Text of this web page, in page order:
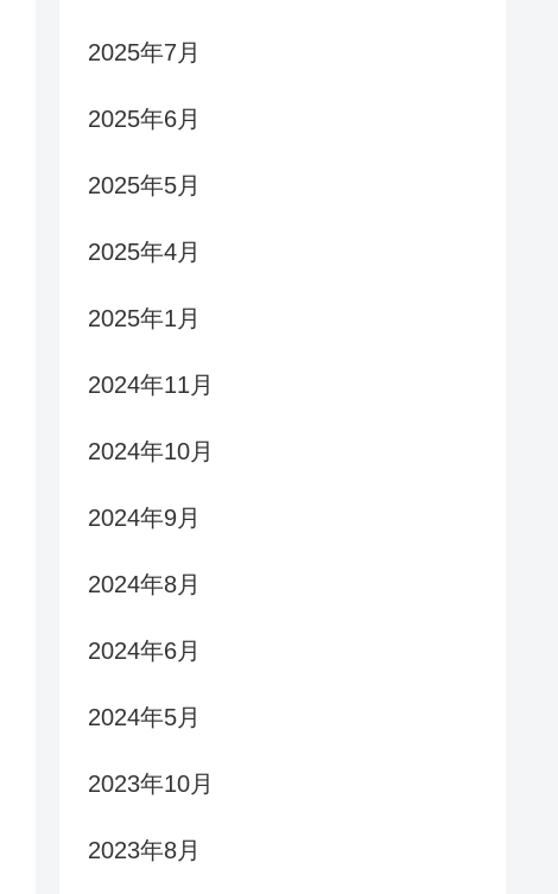
2025年7月
2025年6月
2025年5月
2025年4月
2025年1月
2024年11月
2024年10月
2024年9月
2024年8月
2024年6月
2024年5月
2023年10月
2023年8月